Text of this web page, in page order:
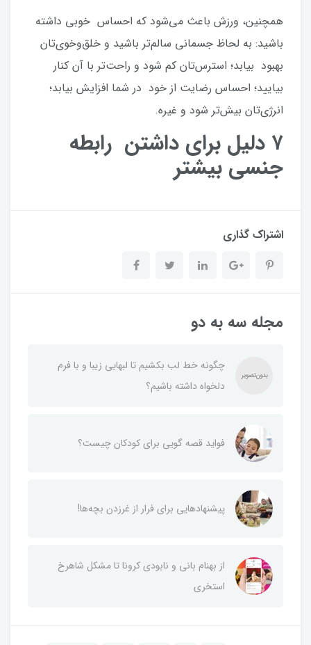
همچنین، ورزش باعث می‌شود که احساس خوبی داشته
باشید: به لحاظ جسمانی سالم‌تر باشید و خلق‌وخوی‌تان
بهبود بیابد؛ استرس‌تان کم شود و راحت‌تر با آن کنار
بیایید؛ احساس رضایت از خود در شما افزایش بیابد؛
انرژی‌تان بیش‌تر شود و غیره.
۷ دلیل برای داشتن رابطه
جنسی بیشتر
اشتراک گذاری
مجله سه به دو
چگونه خط لب بکشیم تا لبهایی زیبا و با فرم
دلخواه داشته باشیم؟
فواید قصه گویی برای کودکان چیست؟
پیشنهادهایی برای فرار از غر‌زدن بچه‌ها!
از بهنام بانی و نابودی کرونا تا مشکل شاهرخ
استخری